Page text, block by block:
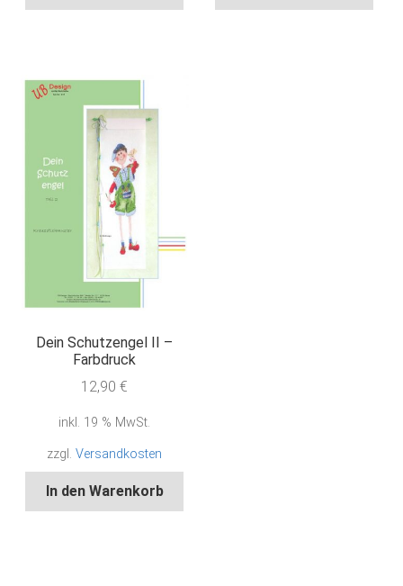
Dein Schutzengel II –
Farbdruck
12,90€
inkl. 19 % MwSt.
zzgl.Versandkosten
In den Warenkorb